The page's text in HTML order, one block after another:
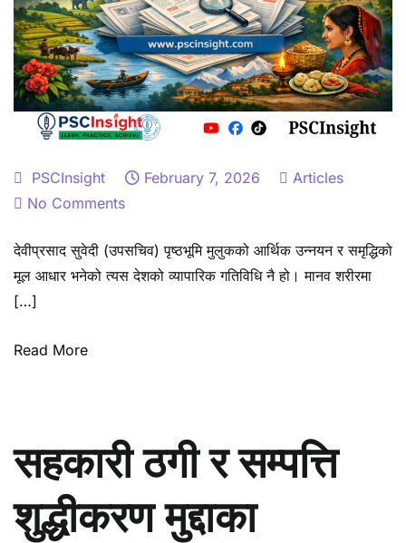
PSCInsight February 7, 2026
Articles
No Commentson
व्यापार
सहजीकरण
देवीप्रसाद सुवेदी (उपसचिव) पृष्ठभूमि मुलुकको आर्थिक उन्नयन र समृद्धिको
मूल आधार भनेको त्यस देशको व्यापारिक गतिविधि नै हो। मानव शरीरमा
[…]
Read More
सहकारी ठगी र सम्पत्ति
शुद्धीकरण मुद्दाका